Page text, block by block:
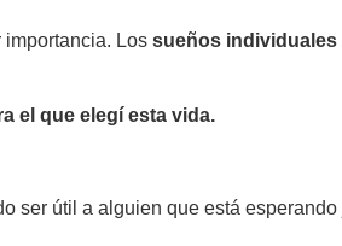
Los sueños individuales
el que elegí esta vida.
ser útil a alguien que está